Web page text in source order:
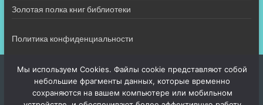
Золотая полка книг библиотеки
Политика конфиденциальности
Мы используем Cookies. Файлы cookie представляют собой
небольшие фрагменты данных, которые временно
сохраняются на вашем компьютере или мобильном